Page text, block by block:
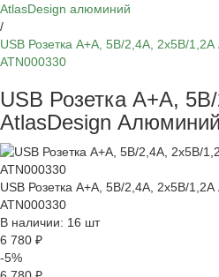
AtlasDesign алюминий
/
USB Розетка A+A, 5В/2,4А, 2х5В/
ATN000330
USB Розетка A+A,
AtlasDesign
USB Розетка A+A, 5В/2,4А, 2х5В/
ATN000330
В наличии: 16 шт
6 780 ₽
-5%